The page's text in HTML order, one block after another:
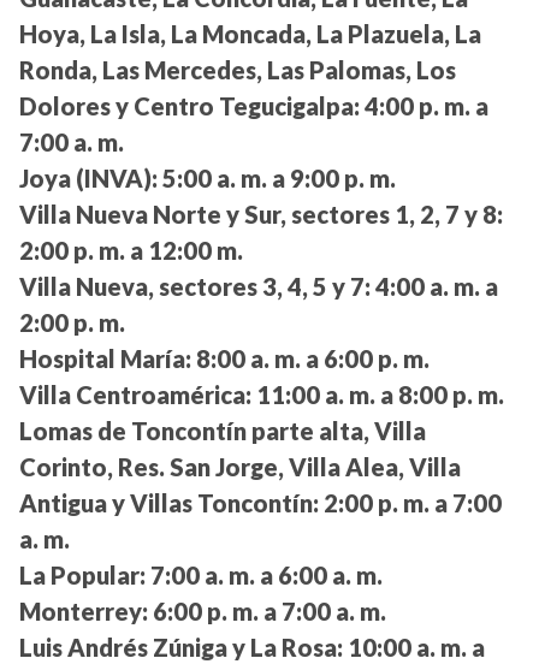
Hoya, La Isla, La Moncada, La Plazuela, La
Ronda, Las Mercedes, Las Palomas, Los
Dolores y Centro Tegucigalpa: 4:00 p. m. a
7:00 a. m.
Joya (INVA): 5:00 a. m. a 9:00 p. m.
Villa Nueva Norte y Sur, sectores 1, 2, 7 y 8:
2:00 p. m. a 12:00 m.
Villa Nueva, sectores 3, 4, 5 y 7: 4:00 a. m. a
2:00 p. m.
Hospital María: 8:00 a. m. a 6:00 p. m.
Villa Centroamérica: 11:00 a. m. a 8:00 p. m.
Lomas de Toncontín parte alta, Villa
Corinto, Res. San Jorge, Villa Alea, Villa
Antigua y Villas Toncontín: 2:00 p. m. a 7:00
a. m.
La Popular: 7:00 a. m. a 6:00 a. m.
Monterrey: 6:00 p. m. a 7:00 a. m.
Luis Andrés Zúniga y La Rosa: 10:00 a. m. a